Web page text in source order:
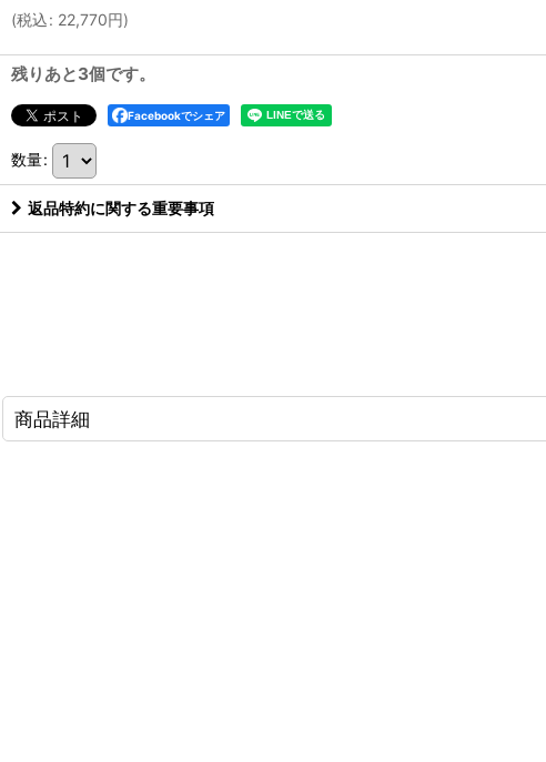
(税込: 22,770円)
残りあと3個です。
Facebookでシェア
数量:
返品特約に関する重要事項
商品詳細